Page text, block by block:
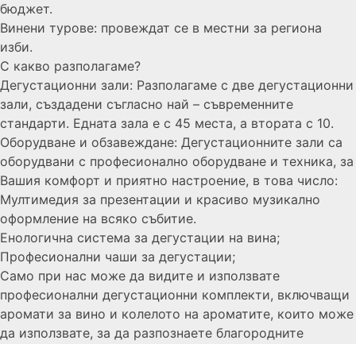
бюджет.
Винени турове: провеждат се в местни за региона
изби.
С какво разполагаме?
Дегустационни зали: Разполагаме с две дегустационни
зали, създадени съгласно най – съвременните
стандарти. Едната зала е с 45 места, а втората с 10.
Оборудване и обзавеждане: Дегустационните зали са
оборудвани с професионално оборудване и техника, за
Вашия комфорт и приятно настроение, в това число:
Мултимедия за презентации и красиво музикално
оформление на всяко събитие.
Енологична система за дегустации на вина;
Професионални чаши за дегустации;
Само при нас може да видите и използвате
професионални дегустационни комплекти, включващи
аромати за вино и колелото на ароматите, които може
да използвате, за да разпознаете благородните